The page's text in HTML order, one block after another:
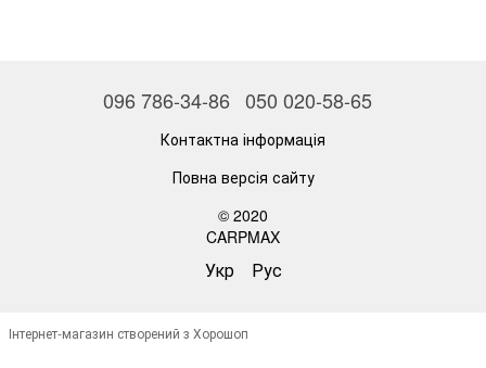
096 786-34-86 050 020-58-65
Контактна інформація
Повна версія сайту
© 2020
CARPMAX
Укр Рус
Інтернет-магазин створений з Хорошоп